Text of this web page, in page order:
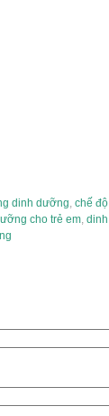
dinh dưỡng, chế độ
cho trẻ em, dinh